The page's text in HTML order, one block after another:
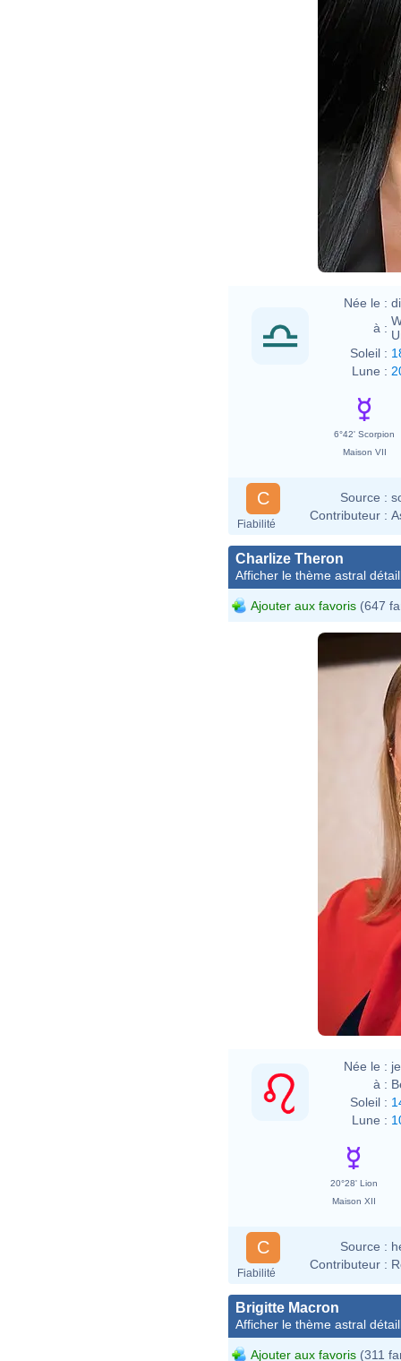
Née le :
à :
Soleil :
Lune :
6°42' Scorpion
Maison VII
C
Fiabilité
Source :
Contributeur :
Charlize Theron
Afficher le thème astral
Ajouter aux favoris (647
Née le :
à :
Soleil :
Lune :
20°28' Lion
Maison XII
C
Fiabilité
Source :
Contributeur :
Brigitte Macron
Afficher le thème astral
Ajouter aux favoris (311